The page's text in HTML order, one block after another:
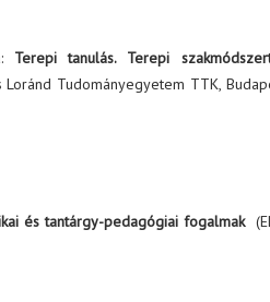
Terepi tanulás. Terepi
Loránd Tudományegyetem TTK,
és tantárgy-pedagógiai fogalmak